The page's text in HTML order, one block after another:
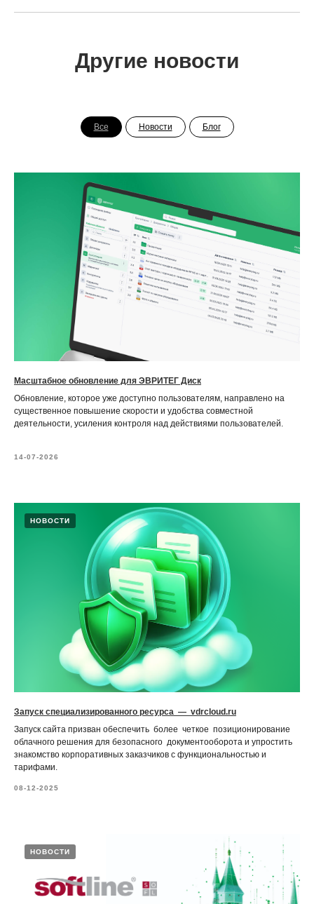
Другие новости
Все Новости Блог
Масштабное обновление для ЭВРИТЕГ Диск
Обновление, которое уже доступно пользователям, направлено на
существенное повышение скорости и удобства совместной
деятельности, усиления контроля над действиями пользователей.
14-07-2026
НОВОСТИ
Запуск специализированного ресурса — vdrcloud.ru
Запуск сайта призван обеспечить более четкое позиционирование
облачного решения для безопасного документооборота и упростить
знакомство корпоративных заказчиков с функциональностью и
тарифами.
08-12-2025
НОВОСТИ